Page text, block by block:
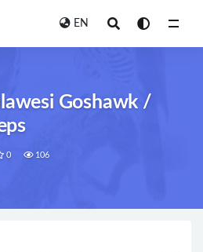
EN
Goshawk /
0 106